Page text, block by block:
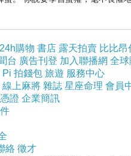
24h購物 書店 露天拍賣 比比昂
台 廣告刊登 加入聯播網 全球
Pi 拍錢包 旅遊 服務中心
線上麻將 雜誌 星座命理 會員
證 企業簡訊
絡 徵才